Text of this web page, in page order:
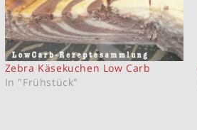
Zebra Käsekuchen Low Carb
In "Frühstück"